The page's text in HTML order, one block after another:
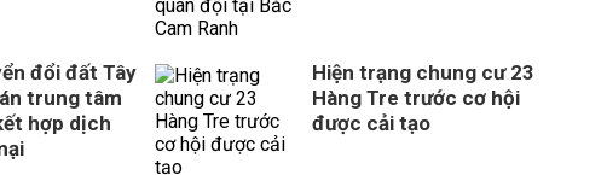
đổi đất Tây
trung tâm
hợp dịch
Hiện trạng chung cư 23
Hàng Tre trước cơ hội
được cải tạo